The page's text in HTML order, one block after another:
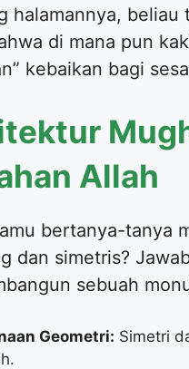
halamannya,
di mana pun
kebaikan bagi
Allah
bertanya-tanya
dan simetris?
sebuah
Geometri: Simetri